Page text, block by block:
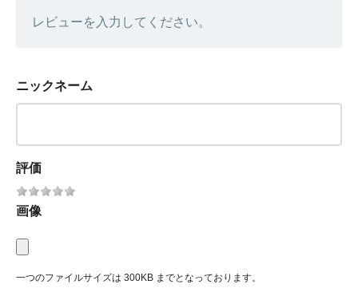
レビューを入力してください。
ニックネーム
評価
画像
一つのファイルサイズは 300KB までとなっております。